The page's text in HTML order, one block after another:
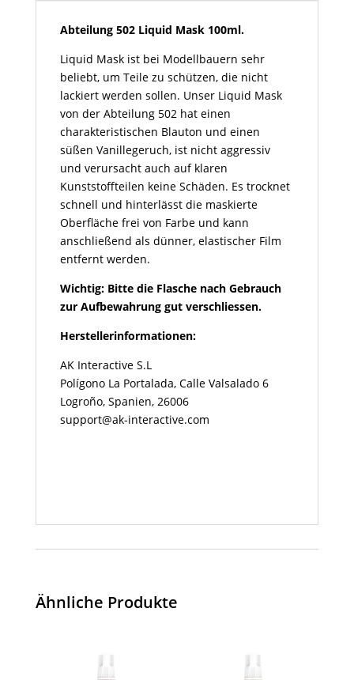
Abteilung 502 Liquid Mask 100ml.
Liquid Mask ist bei Modellbauern sehr
beliebt, um Teile zu schützen, die nicht
lackiert werden sollen. Unser Liquid Mask
von der Abteilung 502 hat einen
charakteristischen Blauton und einen
süßen Vanillegeruch, ist nicht aggressiv
und verursacht auch auf klaren
Kunststoffteilen keine Schäden. Es trocknet
schnell und hinterlässt die maskierte
Oberfläche frei von Farbe und kann
anschließend als dünner, elastischer Film
entfernt werden.
Wichtig: Bitte die Flasche nach Gebrauch
zur Aufbewahrung gut verschliessen.
Herstellerinformationen:
AK Interactive S.L
Polígono La Portalada, Calle Valsalado 6
Logroño, Spanien, 26006
support@ak-interactive.com
Ähnliche Produkte